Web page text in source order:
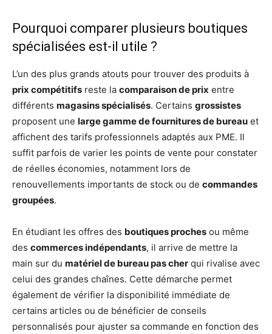
Pourquoi comparer plusieurs boutiques
spécialisées est-il utile ?
L’un des plus grands atouts pour trouver des produits à
prix compétitifs reste la comparaison de prix entre
différents magasins spécialisés. Certains grossistes
proposent une large gamme de fournitures de bureau et
affichent des tarifs professionnels adaptés aux PME. Il
suffit parfois de varier les points de vente pour constater
de réelles économies, notamment lors de
renouvellements importants de stock ou de commandes
groupées.
En étudiant les offres des boutiques proches ou même
des commerces indépendants, il arrive de mettre la
main sur du matériel de bureau pas cher qui rivalise avec
celui des grandes chaînes. Cette démarche permet
également de vérifier la disponibilité immédiate de
certains articles ou de bénéficier de conseils
personnalisés pour ajuster sa commande en fonction des